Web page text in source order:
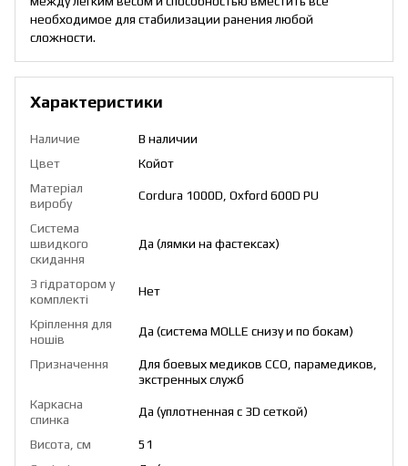
необходимое для стабилизации ранения любой
сложности.
Характеристики
Наличие
В наличии
Цвет
Койот
Матеріал
виробу
Cordura 1000D, Oxford 600D PU
Система
швидкого
скидання
Да (лямки на фастексах)
З гідратором у
комплекті
Нет
Кріплення для
ношів
Да (система MOLLE снизу и по бокам)
Призначення
Для боевых медиков ССО, парамедиков,
экстренных служб
Каркасна
спинка
Да (уплотненная с 3D сеткой)
Висота, см
51